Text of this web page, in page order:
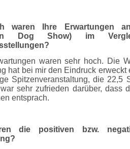
waren Ihre Erwartungen
Dog Show) im
waren sehr hoch. Die
hat bei mir den Eindruck erweckt
Spitzenveranstaltung, die 22,5
sehr zufrieden darüber, dass
entsprach.
die positiven bzw.